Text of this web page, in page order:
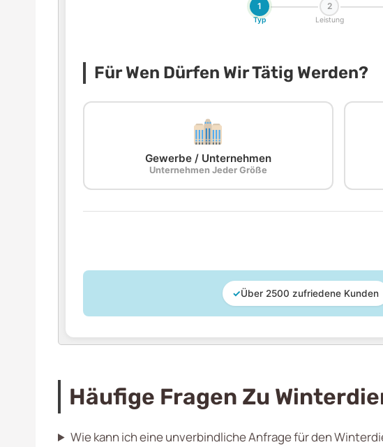
1
Typ
2
Leistung
Für Wen Dürfen Wir Tätig Werden?
Gewerbe / Unternehmen
Unternehmen Jeder Größe
✓Über 2500 zufriedene Kunden
Häufige Fragen Zu
Wie kann ich eine unverbindliche Anfrage für den